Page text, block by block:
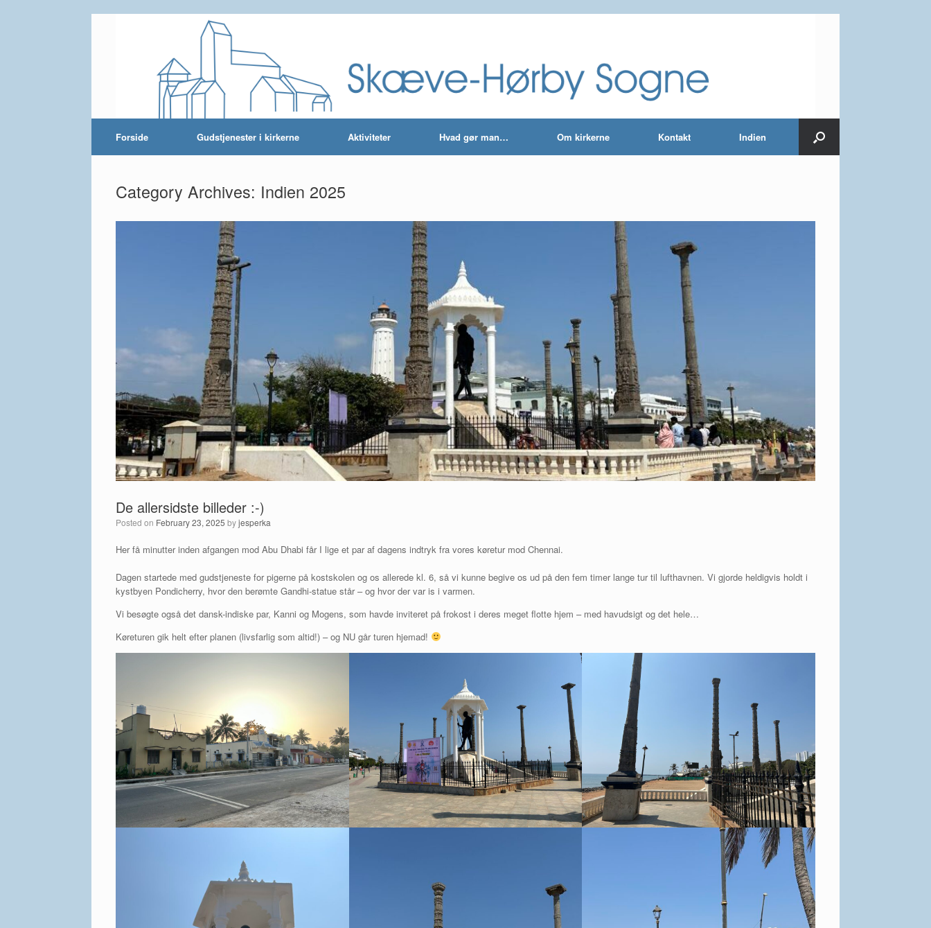
Forside Gudstjenester i kirkerne Aktiviteter Hvad gør man… Om kirkerne Kontakt Indien
Category Archives: Indien 2025
De allersidste billeder :-)
Posted on February 23, 2025 byjesperka
Her få minutter inden afgangen mod Abu Dhabi får I lige et par af dagens indtryk fra vores køretur mod Chennai.
Dagen startede med gudstjeneste for pigerne på kostskolen og os allerede kl. 6, så vi kunne begive os ud på den fem timer lange tur til lufthavnen. Vi gjorde heldigvis holdt i
kystbyen Pondicherry, hvor den berømte Gandhi-statue står – og hvor der var is i varmen.
Vi besøgte også det dansk-indiske par, Kanni og Mogens, som havde inviteret på frokost i deres meget flotte hjem – med havudsigt og det hele…
Køreturen gik helt efter planen (livsfarlig som altid!) – og NU går turen hjemad!